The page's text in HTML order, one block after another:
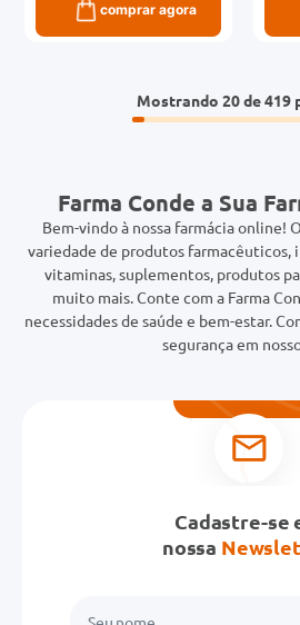
comprar agora
Mostrando 20 de 419
Farma Conde a Sua
Bem-vindo à nossa farmácia online!
variedade de produtos farmacêuticos,
vitaminas, suplementos, produtos
muito mais. Conte com a Farma
necessidades de saúde e bem-estar.
segurança em
Cadastre-se
nossa